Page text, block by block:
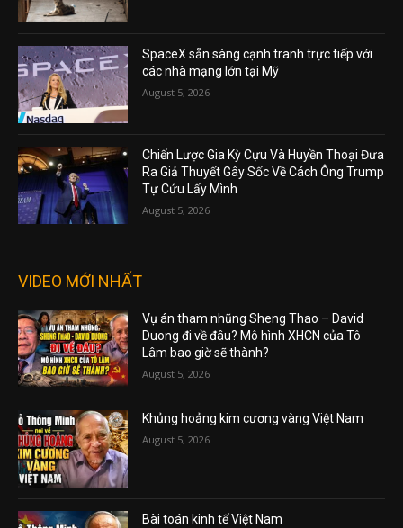
SpaceX sẵn sàng cạnh tranh trực tiếp với
các nhà mạng lớn tại Mỹ
August 5, 2026
Chiến Lược Gia Kỳ Cựu Và Huyền Thoại Đưa
Ra Giả Thuyết Gây Sốc Về Cách Ông Trump
Tự Cứu Lấy Mình
August 5, 2026
VIDEO MỚI NHẤT
Vụ án tham nhũng Sheng Thao – David
Duong đi về đâu? Mô hình XHCN của Tô
Lâm bao giờ sẽ thành?
August 5, 2026
Khủng hoảng kim cương vàng Việt Nam
August 5, 2026
Bài toán kinh tế Việt Nam